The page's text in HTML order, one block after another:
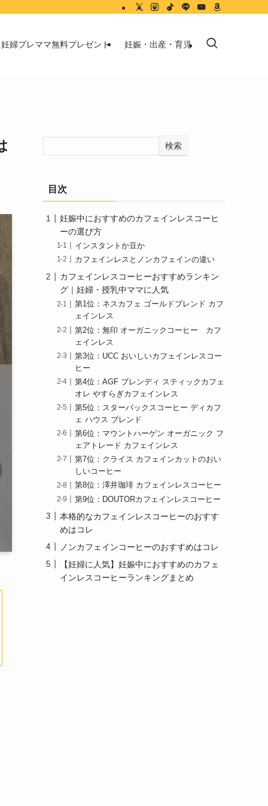
妊婦プレママ無料プレゼント 妊娠・出産・育児
検索
目次
妊娠中におすすめのカフェインレスコーヒ
ーの選び方
インスタントか豆か
カフェインレスとノンカフェインの違い
カフェインレスコーヒーおすすめランキン
グ｜妊婦・授乳中ママに人気
第1位：ネスカフェ ゴールドブレンド カフ
ェインレス
第2位：無印 オーガニックコーヒー カフ
ェインレス
第3位：UCC おいしいカフェインレスコー
ヒー
第4位：AGF ブレンディ スティックカフェ
オレ やすらぎカフェインレス
第5位：スターバックスコーヒー ディカフ
ェ ハウス ブレンド
第6位：マウントハーゲン オーガニック フ
ェアトレード カフェインレス
第7位：クライス カフェインカットのおい
しいコーヒー
第8位：澤井珈琲 カフェインレスコーヒー
第9位：DOUTORカフェインレスコーヒー
本格的なカフェインレスコーヒーのおすす
めはコレ
ノンカフェインコーヒーのおすすめはコレ
【妊婦に人気】妊娠中におすすめのカフェ
インレスコーヒーランキングまとめ